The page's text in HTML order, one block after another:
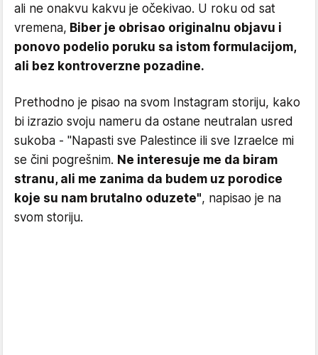
ali ne onakvu kakvu je očekivao. U roku od sat
vremena, Biber je obrisao originalnu objavu i
ponovo podelio poruku sa istom formulacijom,
ali bez kontroverzne pozadine.
Prethodno je pisao na svom Instagram storiju, kako
bi izrazio svoju nameru da ostane neutralan usred
sukoba - "Napasti sve Palestince ili sve Izraelce mi
se čini pogrešnim. Ne interesuje me da biram
stranu, ali me zanima da budem uz porodice
koje su nam brutalno oduzete", napisao je na
svom storiju.